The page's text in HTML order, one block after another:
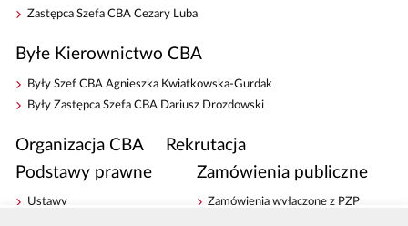
Zastępca Szefa CBA Cezary Luba
Byłe Kierownictwo CBA
Były Szef CBA Agnieszka Kwiatkowska-Gurdak
Były Zastępca Szefa CBA Dariusz Drozdowski
Organizacja CBA
Rekrutacja
Podstawy prawne
Ustawy
Zamówienia publiczne
Zamówienia wyłączone z PZP